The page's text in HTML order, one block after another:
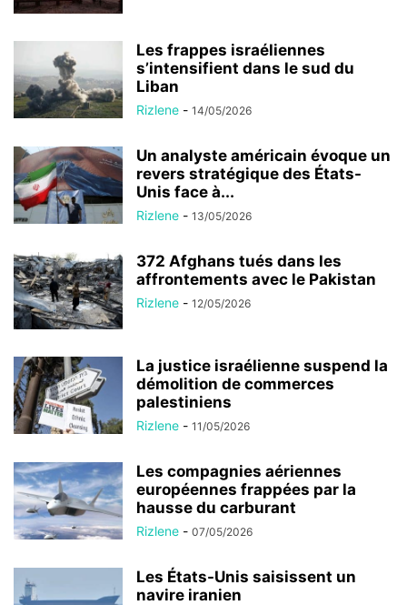
Les frappes israéliennes
s’intensifient dans le sud du
Liban
Rizlene - 14/05/2026
Un analyste américain évoque un
revers stratégique des États-
Unis face à...
Rizlene - 13/05/2026
372 Afghans tués dans les
affrontements avec le Pakistan
Rizlene - 12/05/2026
La justice israélienne suspend la
démolition de commerces
palestiniens
Rizlene - 11/05/2026
Les compagnies aériennes
européennes frappées par la
hausse du carburant
Rizlene - 07/05/2026
Les États-Unis saisissent un
navire iranien